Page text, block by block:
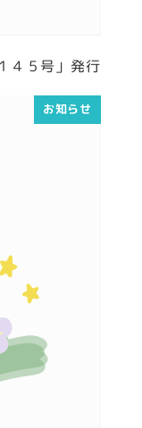
４５号」発行
お知らせ